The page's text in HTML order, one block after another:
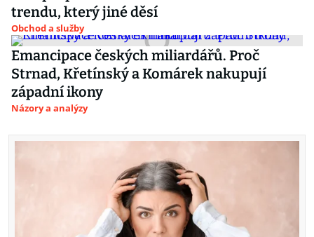
trendu, který jiné děsí
Obchod a služby
Emancipace českých miliardářů. Proč
Strnad, Křetínský a Komárek nakupují
západní ikony
Názory a analýzy